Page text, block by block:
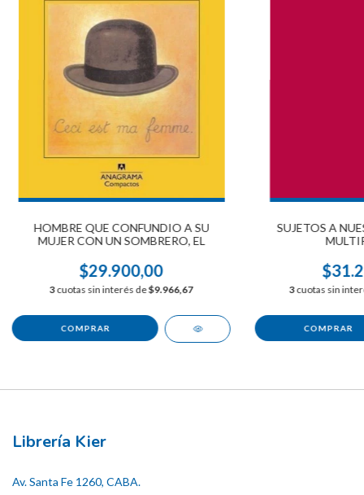
HOMBRE QUE CONFUNDIO A SU
MUJER CON UN SOMBRERO, EL
$29.900,00
3cuotas sin interés de$9.966,67
SUJETOS A
3cuotas sin
Librería Kier
Av. Santa Fe 1260, CABA.